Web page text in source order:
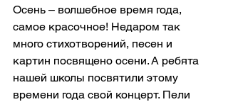
Осень – волшебное время года,
самое красочное! Недаром так
много стихотворений, песен и
картин посвящено осени. А ребята
нашей школы посвятили этому
времени года свой концерт. Пели